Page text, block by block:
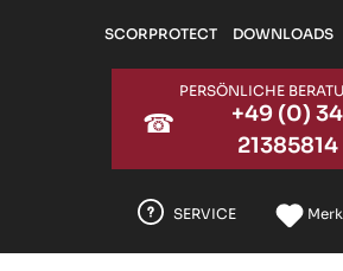
Zum Hauptinhalt springen
SCORPROTECT DOWNLOADS
☎
PERSÖNLICHE
+49 (0)
21385814
SERVICE